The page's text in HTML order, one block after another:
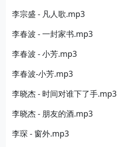
李宗盛 - 凡人歌.mp3
李春波 - 一封家书.mp3
李春波 - 小芳.mp3
李春波-小芳.mp3
李晓杰 - 时间对谁下了手.mp3
李晓杰 - 朋友的酒.mp3
李琛 - 窗外.mp3